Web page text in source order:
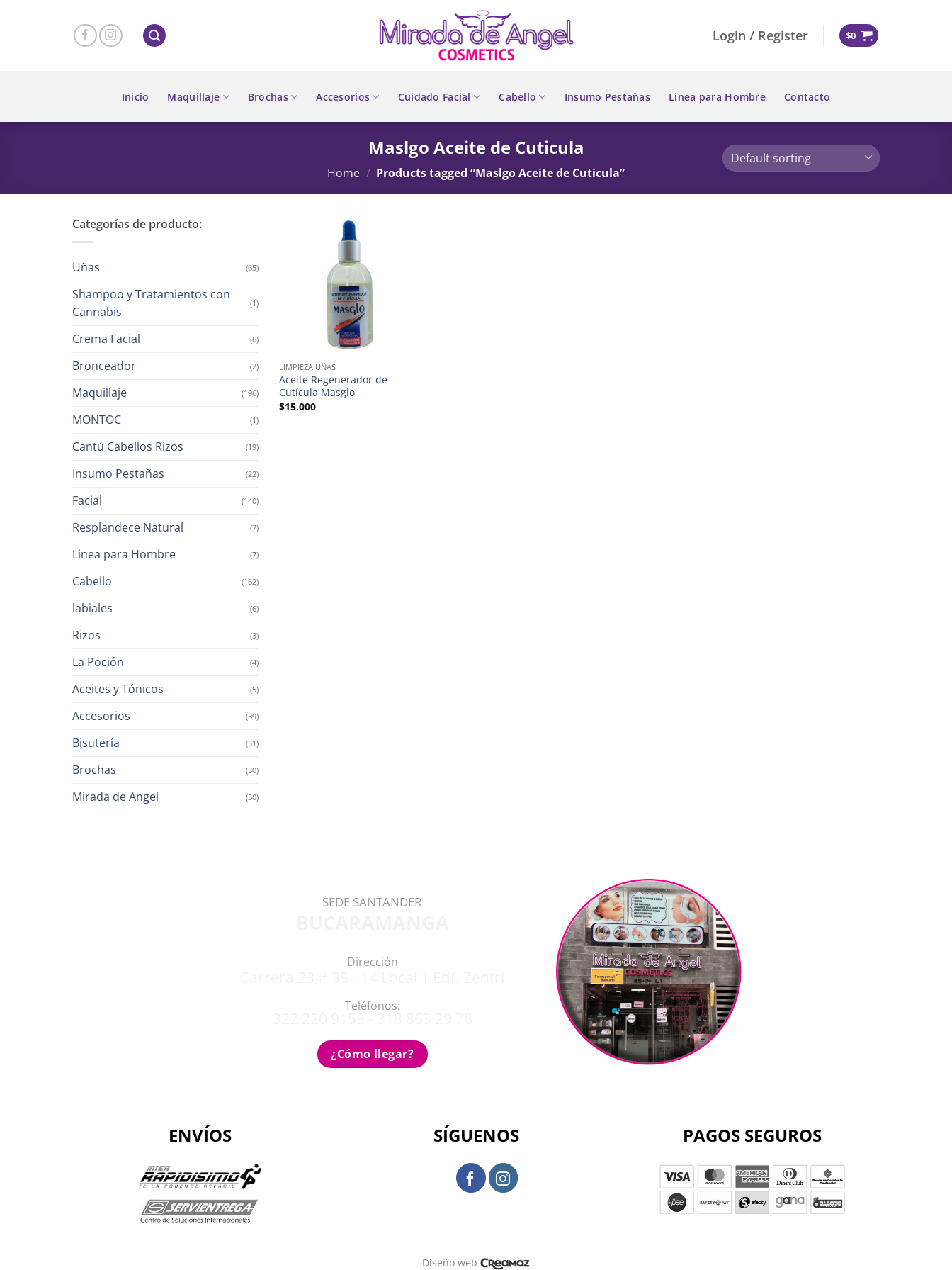
Login / Register $0
Inicio Maquillaje Brochas Accesorios Cuidado Facial Cabello Insumo Pestañas Linea para Hombre Contacto
Maslgo Aceite de Cuticula
Home / Products tagged “Maslgo Aceite de Cuticula”
Categorías de producto:
Uñas (65)
Shampoo y Tratamientos con
Cannabis
(1)
Crema Facial (6)
Bronceador (2)
Maquillaje (196)
MONTOC (1)
Cantú Cabellos Rizos (19)
Insumo Pestañas (22)
Facial (140)
Resplandece Natural (7)
Linea para Hombre (7)
Cabello (162)
labiales (6)
Rizos (3)
La Poción (4)
Aceites y Tónicos (5)
Accesorios (39)
Bisutería (31)
Brochas (30)
Mirada de Angel (50)
LIMPIEZA UÑAS
Aceite Regenerador de
Cutícula Masglo
$15.000
SEDE SANTANDER
Dirección
Teléfonos:
¿Cómo llegar?
ENVÍOS SÍGUENOS PAGOS SEGUROS
Diseño web